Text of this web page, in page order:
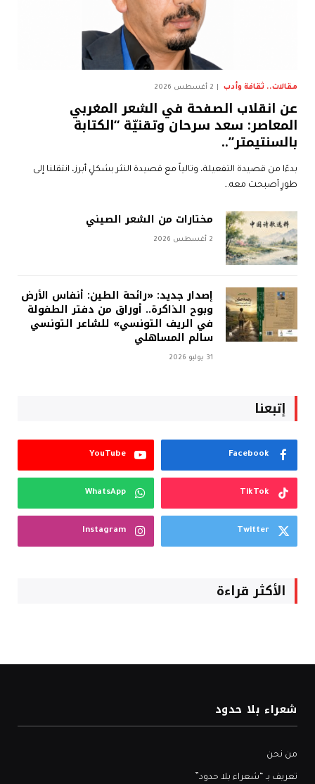
مقالات.. ثقافة وأدب 2 أغسطس 2026
عن انقلاب الصفحة في الشعر المغربي
المعاصر: سعد سرحان وتقنيّة “الكتابة
بالسنتيمتر”..
بدءًا من قصيدة التفعيلة، وتالياً مع قصيدة النثر بشكلٍ أبرز، انتقلنا إلى
طورٍ أصبحت معه…
مختارات من الشعر الصيني
2 أغسطس 2026
إصدار جديد: «رائحة الطين: أنفاس الأرض
وبوح الذاكرة.. أوراق من دفتر الطفولة
في الريف التونسي» للشاعر التونسي
سالم المساهلي
31 يوليو 2026
إتبعنا
Facebook
YouTube
TikTok
WhatsApp
Twitter
Instagram
الأكثر قراءة
شعراء بلا حدود
من نحن
تعريف بـ “شعراء بلا حدود”